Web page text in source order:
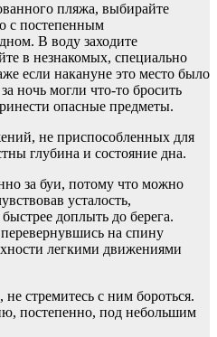
пляжа, выбирайте
с постепенным
В воду заходите
в незнакомых, специально
если накануне это место было
ночь могли что-то бросить
опасные предметы.
не приспособленных для
глубина и состояние дна.
за буи, потому что можно
усталость,
доплыть до берега.
на спину
легкими движениями
стремитесь с ним бороться.
постепенно, под небольшим